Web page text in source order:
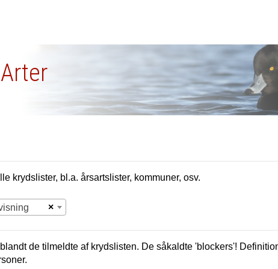
krydslister, bl.a. årsartslister, kommuner, osv.
×
de tilmeldte af krydslisten. De såkaldte 'blockers'!